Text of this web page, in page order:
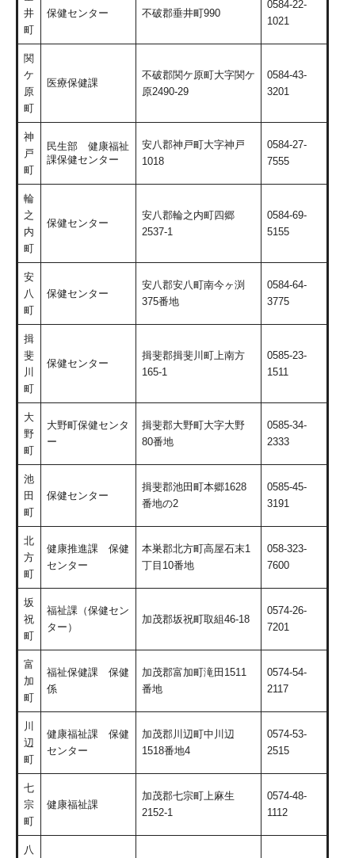
井
町
保健センター 不破郡垂井町990
0584-22-
1021
関
ケ
原
町
医療保健課
不破郡関ケ原町大字関ケ
原2490-29
0584-43-
3201
神
戸
町
民生部 健康福祉
課保健センター
安八郡神戸町大字神戸
1018
0584-27-
7555
輪
之
内
町
保健センター
安八郡輪之内町四郷
2537-1
0584-69-
5155
安
八
町
保健センター
安八郡安八町南今ヶ渕
375番地
0584-64-
3775
揖
斐
川
町
保健センター
揖斐郡揖斐川町上南方
165-1
0585-23-
1511
大
野
町
大野町保健センタ
ー
揖斐郡大野町大字大野
80番地
0585-34-
2333
池
田
町
保健センター
揖斐郡池田町本郷1628
番地の2
0585-45-
3191
北
方
町
健康推進課 保健
センター
本巣郡北方町高屋石末1
丁目10番地
058-323-
7600
坂
祝
町
福祉課（保健セン
ター）
加茂郡坂祝町取組46-18
0574-26-
7201
富
加
町
福祉保健課 保健
係
加茂郡富加町滝田1511
番地
0574-54-
2117
川
辺
町
健康福祉課 保健
センター
加茂郡川辺町中川辺
1518番地4
0574-53-
2515
七
宗
町
健康福祉課
加茂郡七宗町上麻生
2152-1
0574-48-
1112
八